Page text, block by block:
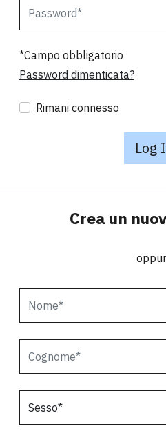
*Campo obbligatorio
Password dimenticata?
Rimani connesso
Log
Crea un